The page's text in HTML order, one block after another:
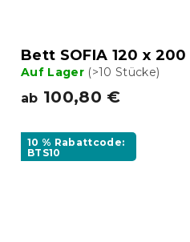
Bett SOFIA 120 x
Auf Lager (>10 Stücke)
ab 100,80 €
10 % Rabattcode:
BTS10